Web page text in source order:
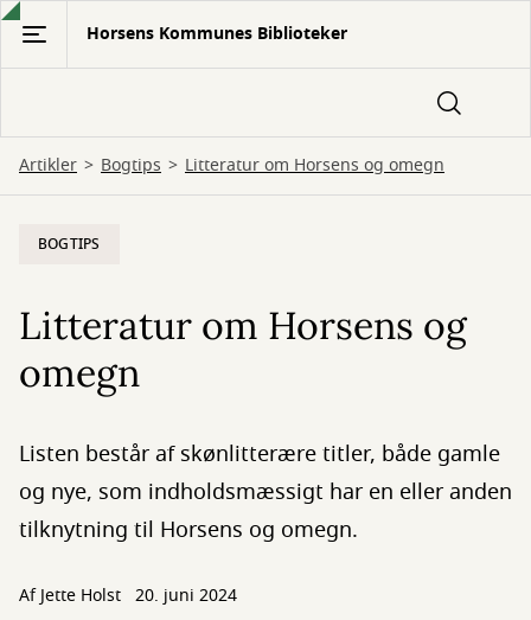
Gå
hovedindhold
Horsens Kommunes Biblioteker
Artikler Bogtips Litteratur om Horsens og omegn
BOGTIPS
Litteratur om Horsens og
omegn
Listen består af skønlitterære titler, både gamle
og nye, som indholdsmæssigt har en eller anden
tilknytning til Horsens og omegn.
AfJette Holst 20. juni 2024